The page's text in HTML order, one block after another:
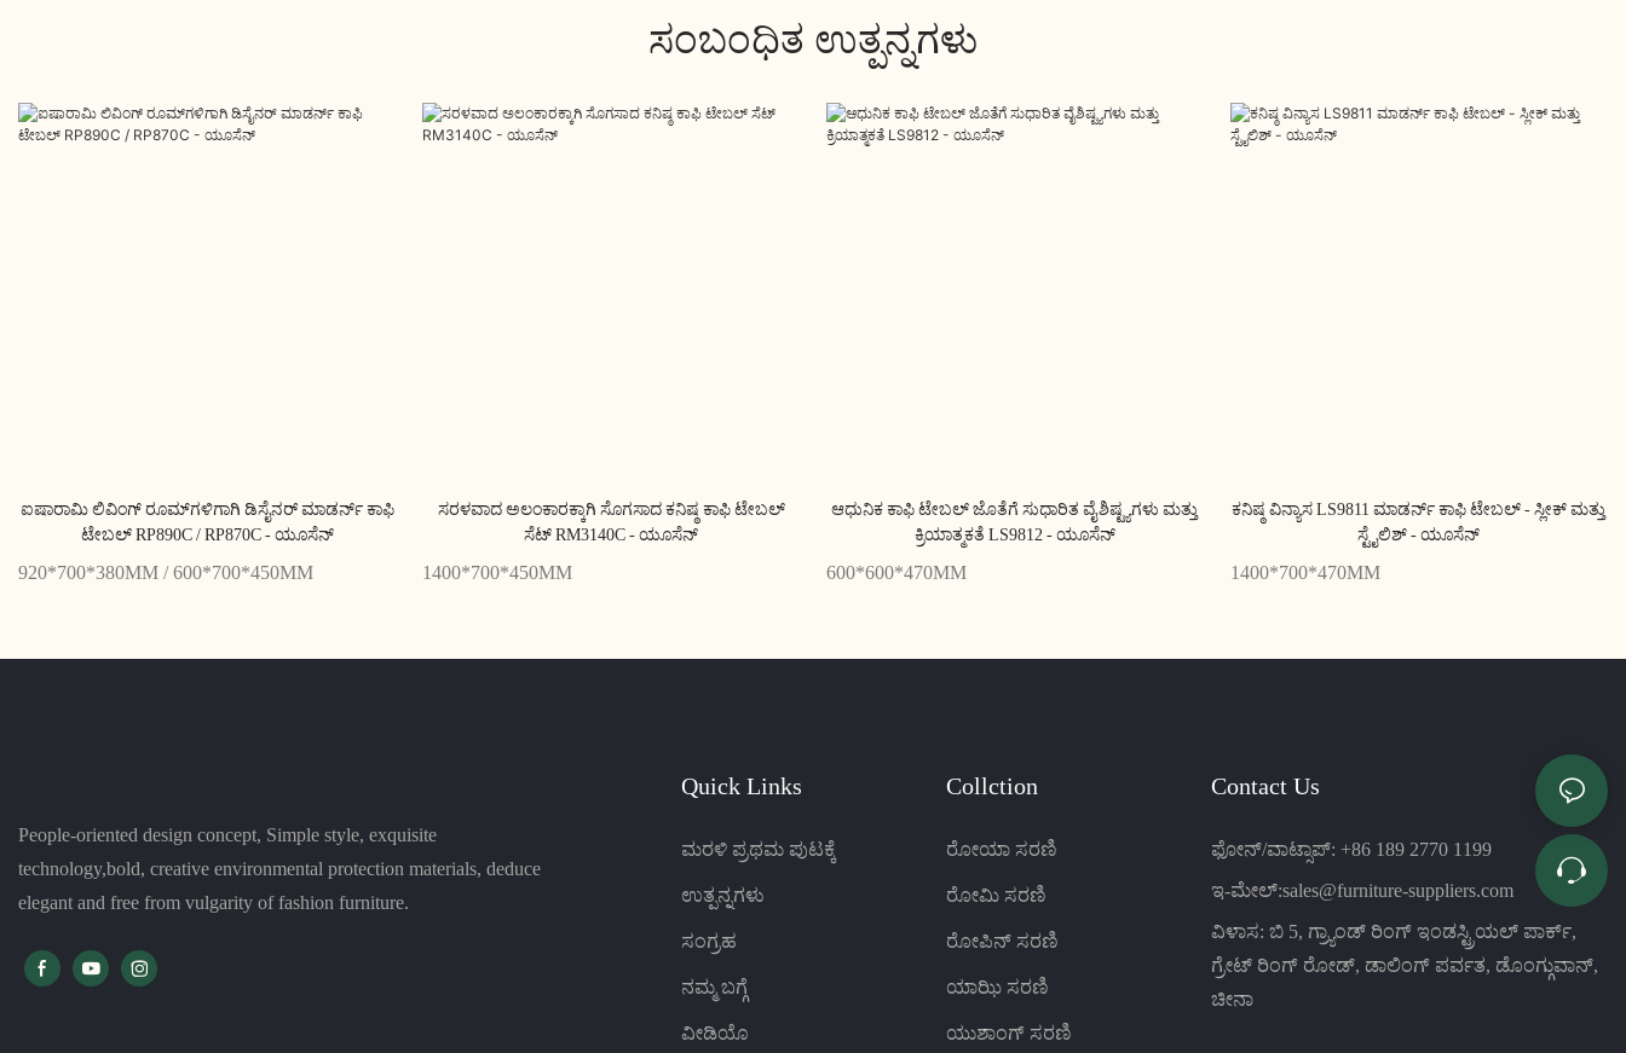
ಸಂಬಂಧಿತ ಉತ್ಪನ್ನಗಳು
ಐಷಾರಾಮಿ ಲಿವಿಂಗ್ ರೂಮ್‌ಗಳಿಗಾಗಿ ಡಿಸೈನರ್ ಮಾಡರ್ನ್ ಕಾಫಿ
ಟೇಬಲ್ RP890C / RP870C - ಯೂಸೆನ್
920*700*380MM / 600*700*450MM
ಸರಳವಾದ ಅಲಂಕಾರಕ್ಕಾಗಿ ಸೊಗಸಾದ ಕನಿಷ್ಠ ಕಾಫಿ ಟೇಬಲ್
ಸೆಟ್ RM3140C - ಯೂಸೆನ್
1400*700*450MM
ಆಧುನಿಕ ಕಾಫಿ ಟೇಬಲ್ ಜೊತೆಗೆ ಸುಧಾರಿತ ವೈಶಿಷ್ಟ್ಯಗಳು ಮತ್ತು
ಕ್ರಿಯಾತ್ಮಕತೆ LS9812 - ಯೂಸೆನ್
600*600*470MM
ಕನಿಷ್ಠ ವಿನ್ಯಾಸ LS9811 ಮಾಡರ್ನ್ ಕಾಫಿ ಟೇಬಲ್ - ಸ್ಲೀಕ್ ಮತ್ತು
ಸ್ಟೈಲಿಶ್ - ಯೂಸೆನ್
1400*700*470MM
People-oriented design concept, Simple style, exquisite
technology,bold, creative environmental protection materials, deduce
elegant and free from vulgarity of fashion furniture.
Quick Links
ಮರಳಿ ಪ್ರಥಮ ಪುಟಕ್ಕೆ
ಉತ್ಪನ್ನಗಳು
ಸಂಗ್ರಹ
ನಮ್ಮ ಬಗ್ಗೆ
ವೀಡಿಯೊ
Collction
ರೋಯಾ ಸರಣಿ
ರೋಮಿ ಸರಣಿ
ರೋಪಿನ್ ಸರಣಿ
ಯಾಝಿ ಸರಣಿ
ಯುಶಾಂಗ್ ಸರಣಿ
Contact Us
ಫೋನ್/ವಾಟ್ಸಾಪ್: +86 189 2770 1199
ಇ-ಮೇಲ್:sales@furniture-suppliers.com
ವಿಳಾಸ: ಬಿ 5, ಗ್ರ್ಯಾಂಡ್ ರಿಂಗ್ ಇಂಡಸ್ಟ್ರಿಯಲ್ ಪಾರ್ಕ್,
ಗ್ರೇಟ್ ರಿಂಗ್ ರೋಡ್, ಡಾಲಿಂಗ್ ಪರ್ವತ, ಡೊಂಗ್ಗುವಾನ್,
ಚೀನಾ